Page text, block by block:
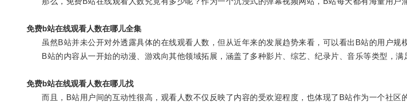
免费b站在线观看人数在哪儿全集
虽然B站并未公开对外透露具体的在线观看人数，但从近年来的发展趋势来看，可以看出B站的用户规模
B站的内容从一开始的动漫、游戏向其他领域拓展，涵盖了多种影片、综艺、纪录片、音乐等类型，满
免费b站在线观看人数在哪儿找
而且，B站用户间的互动性很高，观看人数不仅反映了内容的受欢迎程度，也体现了B站作为一个社区的